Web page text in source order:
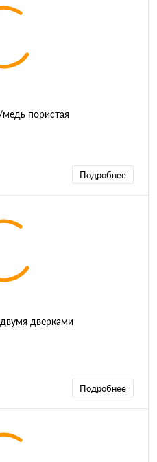
пористая
Подробнее
дверками
Подробнее